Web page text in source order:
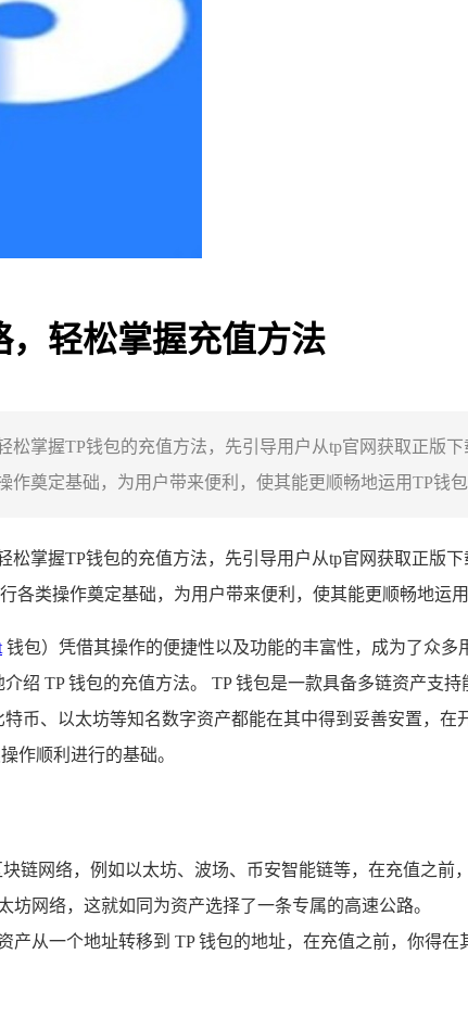
轻松掌握充值方法
掌握TP钱包的充值方法，先引导用户从tp官网获取正版
奠定基础，为用户带来便利，使其能更顺畅地运用TP钱
松掌握TP钱包的充值方法，先引导用户从tp官网获取正版
类操作奠定基础，为用户带来便利，使其能更顺畅地运用
钱包）凭借其操作的便捷性以及功能的丰富性，成为了众多
绍 TP 钱包的充值方法。 TP 钱包是一款具备多链资产支
币、以太坊等知名数字资产都能在其中得到妥善安置，
作顺利进行的基础。
链网络，例如以太坊、波场、币安智能链等，在充值之
网络，这就如同为资产选择了一条专属的高速公路。
产从一个地址转移到 TP 钱包的地址，在充值之前，你得